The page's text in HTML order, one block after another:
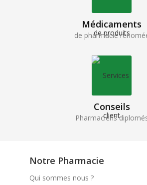
Médicaments
de pharmacie
Conseils
Pharmaciens
Notre Pharmacie
Qui sommes nous ?